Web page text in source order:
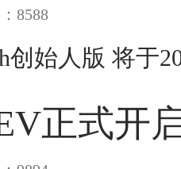
8588
正式开